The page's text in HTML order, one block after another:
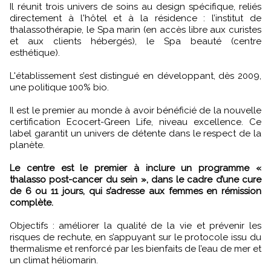
Il réunit trois univers de soins au design spécifique, reliés
directement à l'hôtel et à la résidence : l’institut de
thalassothérapie, le Spa marin (en accès libre aux curistes
et aux clients hébergés), le Spa beauté (centre
esthétique).
L'établissement s’est distingué en développant, dès 2009,
une politique 100% bio.
Il est le premier au monde à avoir bénéficié de la nouvelle
certification Ecocert-Green Life, niveau excellence. Ce
label garantit un univers de détente dans le respect de la
planète.
Le centre est le premier à inclure un programme «
thalasso post-cancer du sein », dans le cadre d’une cure
de 6 ou 11 jours, qui s’adresse aux femmes en rémission
complète.
Objectifs : améliorer la qualité de la vie et prévenir les
risques de rechute, en s’appuyant sur le protocole issu du
thermalisme et renforcé par les bienfaits de l’eau de mer et
un climat héliomarin.